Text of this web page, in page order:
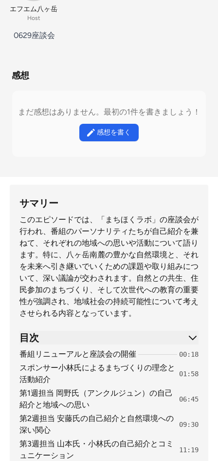
エフエム八ヶ岳
Host
0629座談会
感想
まだ感想はありません。最初の1件を書きましょう！
感想を書く
サマリー
このエピソードでは、「まちほくラボ」の座談会が
行われ、番組のパーソナリティたちが自己紹介を兼
ねて、それぞれの地域への思いや活動について語り
ます。特に、八ヶ岳南麓の豊かな自然環境と、それ
を未来へ引き継いでいくための課題や取り組みにつ
いて、深い議論が交わされます。自然との共生、住
民参加のまちづくり、そして次世代への教育の重要
性が強調され、地域社会の持続可能性について考え
させられる内容となっています。
目次
番組リニューアルと座談会の開催 00:18
スポンサー小林氏によるまちづくりの理念と
活動紹介
01:58
第1週担当 岡野氏（アンクルジュン）の自己
紹介と地域への思い
06:45
第2週担当 安藤氏の自己紹介と自然環境への
深い関心
09:30
第3週担当 山本氏・小林氏の自己紹介とコミ
ュニケーション
11:19